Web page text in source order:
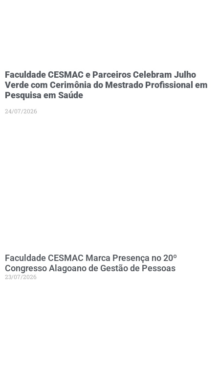
Faculdade CESMAC e Parceiros Celebram Julho
Verde com Cerimônia do Mestrado Profissional em
Pesquisa em Saúde
24/07/2026
Faculdade CESMAC Marca Presença no 20º
Congresso Alagoano de Gestão de Pessoas
23/07/2026